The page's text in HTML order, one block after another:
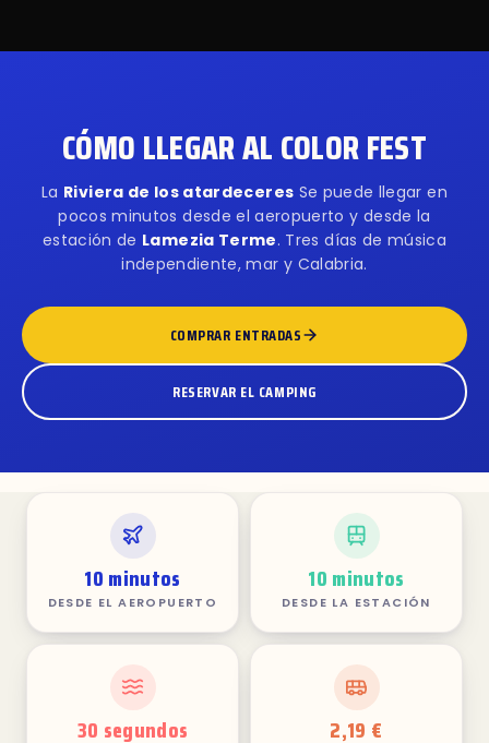
CÓMO LLEGAR AL COLOR FEST
La Riviera de los atardeceres Se puede llegar en
pocos minutos desde el aeropuerto y desde la
estación de Lamezia Terme. Tres días de música
independiente, mar y Calabria.
COMPRAR ENTRADAS
RESERVAR EL CAMPING
10 minutos
DESDE EL AEROPUERTO
10 minutos
DESDE LA ESTACIÓN
30 segundos 2,19 €